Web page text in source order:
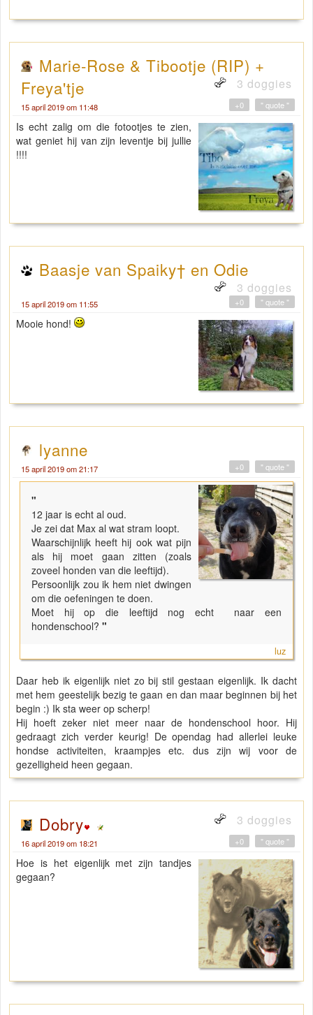
Marie-Rose & Tibootje (RIP) +
Freya'tje
3 doggies
15 april 2019 om 11:48 " quote "
+0
Is echt zalig om die fotootjes te zien,
wat geniet hij van zijn leventje bij jullie
!!!!
Baasje van Spaiky† en Odie
3 doggies
15 april 2019 om 11:55 " quote "
+0
Mooie hond!
lyanne
15 april 2019 om 21:17 " quote "
+0
"
12 jaar is echt al oud.
Je zei dat Max al wat stram loopt.
Waarschijnlijk heeft hij ook wat pijn
als hij moet gaan zitten (zoals
zoveel honden van die leeftijd).
Persoonlijk zou ik hem niet dwingen
om die oefeningen te doen.
Moet hij op die leeftijd nog echt naar een
hondenschool? "
luz
Daar heb ik eigenlijk niet zo bij stil gestaan eigenlijk. Ik dacht
met hem geestelijk bezig te gaan en dan maar beginnen bij het
begin :) Ik sta weer op scherp!
Hij hoeft zeker niet meer naar de hondenschool hoor. Hij
gedraagt zich verder keurig! De opendag had allerlei leuke
hondse activiteiten, kraampjes etc. dus zijn wij voor de
gezelligheid heen gegaan.
Dobry 3 doggies
16 april 2019 om 18:21 " quote "
+0
Hoe is het eigenlijk met zijn tandjes
gegaan?